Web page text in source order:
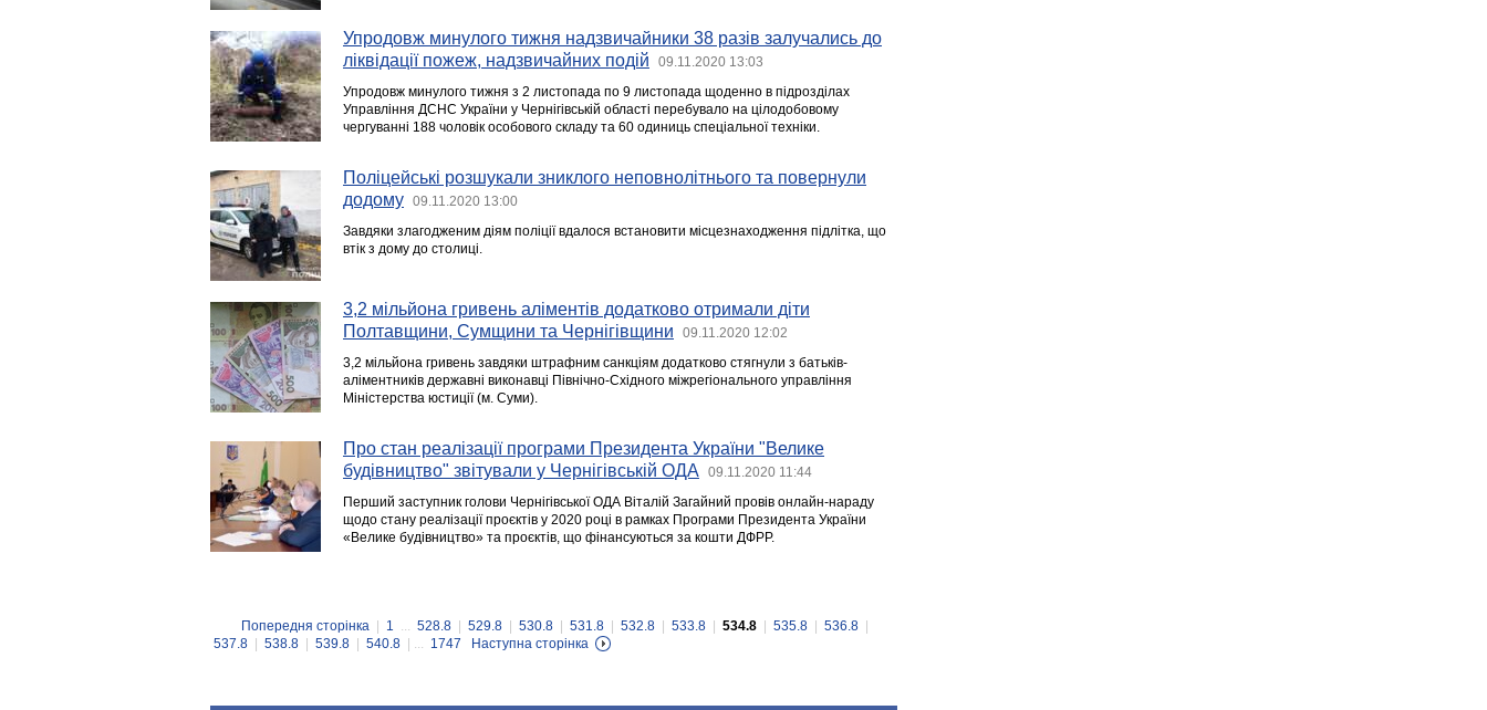
Упродовж минулого тижня надзвичайники 38 разів залучались до
ліквідації пожеж, надзвичайних подій
09.11.2020 13:03
Упродовж минулого тижня з 2 листопада по 9 листопада щоденно в підрозділах
Управління ДСНС України у Чернігівській області перебувало на цілодобовому
чергуванні 188 чоловік особового складу та 60 одиниць спеціальної техніки.
Поліцейські розшукали зниклого неповнолітнього та повернули
додому
09.11.2020 13:00
Завдяки злагодженим діям поліції вдалося встановити місцезнаходження підлітка, що
втік з дому до столиці.
3,2 мільйона гривень аліментів додатково отримали діти
Полтавщини, Сумщини та Чернігівщини
09.11.2020 12:02
3,2 мільйона гривень завдяки штрафним санкціям додатково стягнули з батьків-
аліментників державні виконавці Північно-Східного міжрегіонального управління
Міністерства юстиції (м. Суми).
Про стан реалізації програми Президента України "Велике
будівництво" звітували у Чернігівській ОДА
09.11.2020 11:44
Перший заступник голови Чернігівської ОДА Віталій Загайний провів онлайн-нараду
щодо стану реалізації проєктів у 2020 році в рамках Програми Президента України
«Велике будівництво» та проєктів, що фінансуються за кошти ДФРР.
Попередня сторінка 1 ... 528.8 529.8 530.8 531.8 532.8 533.8 534.8 535.8 536.8
537.8
538.8 539.8 540.8 | ... 1747 Наступна сторінка